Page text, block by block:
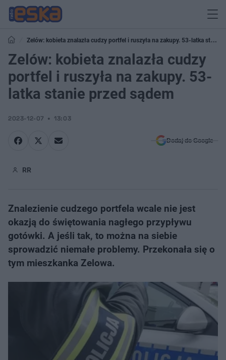
Zelów: kobieta znalazła cudzy portfel i ruszyła na zakupy. 53-latka stanie
przed sądem
Zelów: kobieta znalazła cudzy
portfel i ruszyła na zakupy. 53-
latka stanie przed sądem
2023-12-07 13:03
Dodaj do Google
RR
Znalezienie cudzego portfela wcale nie jest
okazją do świętowania nagłego przypływu
gotówki. A jeśli tak, to można na siebie
sprowadzić niemałe problemy. Przekonała się o
tym mieszkanka Zelowa.